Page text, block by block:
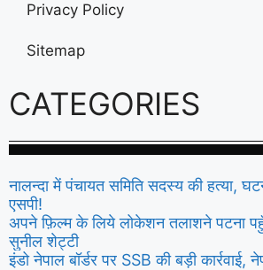
Privacy Policy
Sitemap
CATEGORIES
नालन्दा में पंचायत समिति सदस्य की हत्या,
एसपी!
अपने फ़िल्म के लिये लोकेशन तलाशने पटना
सुनील शेट्टी
इंडो नेपाल बॉर्डर पर SSB की बड़ी कार्रवाई,